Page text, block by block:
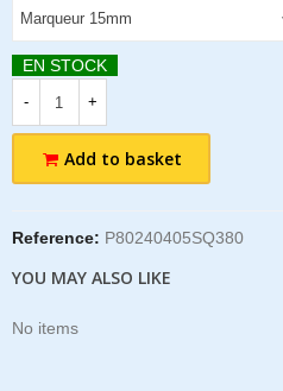
EN STOCK
- +
Add to basket
Reference: P80240405SQ380
YOU MAY ALSO LIKE
No items